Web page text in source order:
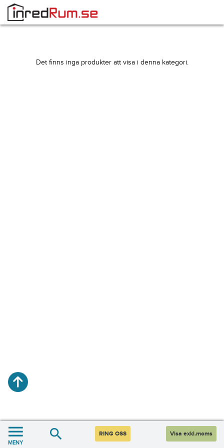
Det finns inga produkter att visa i denna kategori.
MENY
RING OSS Visa exkl.moms